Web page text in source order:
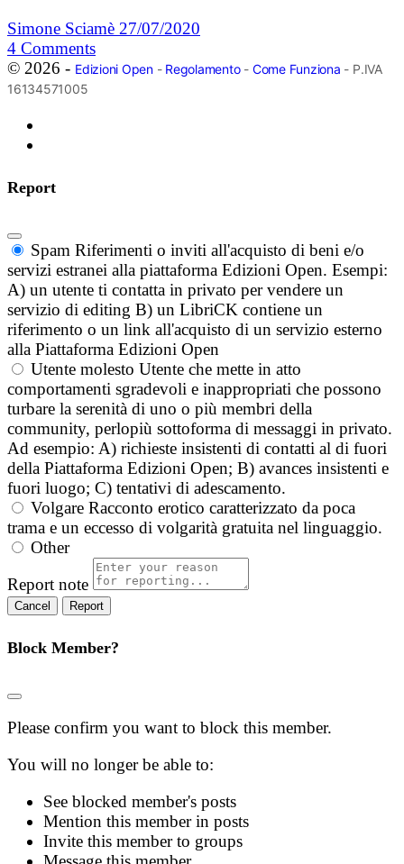
Simone Sciamè 27/07/2020
4 Comments
© 2026 - Edizioni Open- Regolamento- Come Funziona - P.IVA
16134571005
Report
Spam Riferimenti o inviti all'acquisto di beni e/o
servizi estranei alla piattaforma Edizioni Open. Esempi:
A) un utente ti contatta in privato per vendere un
servizio di editing B) un LibriCK contiene un
riferimento o un link all'acquisto di un servizio esterno
alla Piattaforma Edizioni Open
Utente molesto Utente che mette in atto
comportamenti sgradevoli e inappropriati che possono
turbare la serenità di uno o più membri della
community, perlopiù sottoforma di messaggi in privato.
Ad esempio: A) richieste insistenti di contatti al di fuori
della Piattaforma Edizioni Open; B) avances insistenti e
fuori luogo; C) tentativi di adescamento.
Volgare Racconto erotico caratterizzato da poca
trama e un eccesso di volgarità gratuita nel linguaggio.
Other
Report note
Report
Block Member?
Please confirm you want to block this member.
You will no longer be able to:
See blocked member's posts
Mention this member in posts
Invite this member to groups